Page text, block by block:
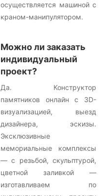
осуществляется машиной с
краном-манипулятором.
Можно ли заказать
индивидуальный
проект?
Да. Конструктор
памятников онлайн с 3D-
визуализацией, выезд
дизайнера, эскизы.
Эксклюзивные
мемориальные комплексы
— с резьбой, скульптурой,
цветной заливкой —
изготавливаем по